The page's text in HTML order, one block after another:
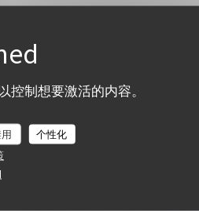
控制想要激活的内容。
个性化
订阅我们的时事通讯，